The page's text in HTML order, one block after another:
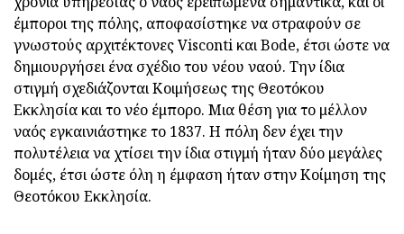
έμποροι της πόλης, αποφασίστηκε να στραφούν σε
γνωστούς αρχιτέκτονες Visconti και Bode, έτσι ώστε να
δημιουργήσει ένα σχέδιο του νέου ναού. Την ίδια
στιγμή σχεδιάζονται Κοιμήσεως της Θεοτόκου
Εκκλησία και το νέο έμπορο. Μια θέση για το μέλλον
ναός εγκαινιάστηκε το 1837. Η πόλη δεν έχει την
πολυτέλεια να χτίσει την ίδια στιγμή ήταν δύο μεγάλες
δομές, έτσι ώστε όλη η έμφαση ήταν στην Κοίμηση της
Θεοτόκου Εκκλησία.